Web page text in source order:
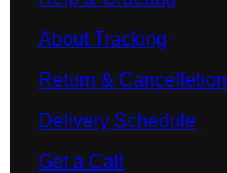
About Tracking
Return & Cancelletion
Delivery Schedule
Get a Call